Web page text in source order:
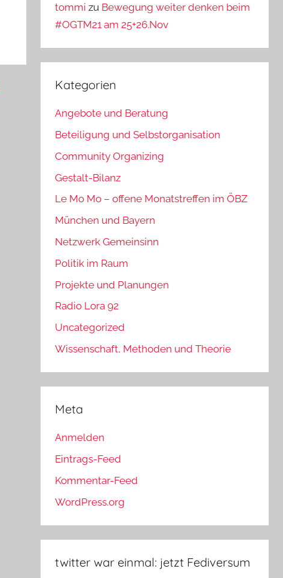
tommi zu Bewegung weiter denken beim
#OGTM21 am 25+26.Nov
Kategorien
Angebote und Beratung
Beteiligung und Selbstorganisation
Community Organizing
Gestalt-Bilanz
Le Mo Mo – offene Monatstreffen im ÖBZ
München und Bayern
Netzwerk Gemeinsinn
Politik im Raum
Projekte und Planungen
Radio Lora 92
Uncategorized
Wissenschaft, Methoden und Theorie
Meta
Anmelden
Eintrags-Feed
Kommentar-Feed
WordPress.org
twitter war einmal: jetzt Fediversum